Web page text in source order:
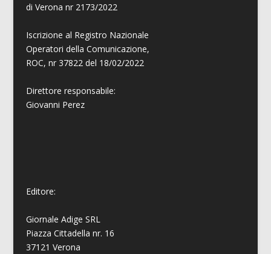
di Verona nr 2173/2022
Iscrizione al Registro Nazionale
Operatori della Comunicazione,
ROC, nr 37822 del 18/02/2022
Direttore responsabile:
Giovanni Perez
Editore:
Giornale Adige SRL
Piazza Cittadella nr. 16
37121 Verona